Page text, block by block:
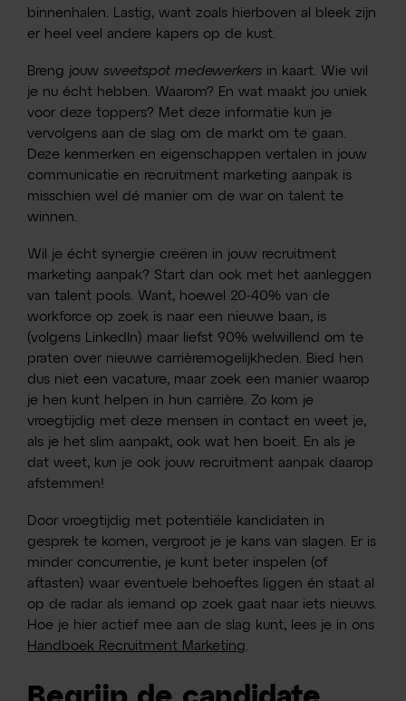
binnenhalen. Lastig, want zoals hierboven al bleek zijn
er heel veel andere kapers op de kust.
Breng jouwsweetspot medewerkers in kaart. Wie wil
je nu écht hebben. Waarom? En wat maakt jou uniek
voor deze toppers? Met deze informatie kun je
vervolgens aan de slag om de markt om te gaan.
Deze kenmerken en eigenschappen vertalen in jouw
communicatie en recruitment marketing aanpak is
misschien wel dé manier om de war on talent te
winnen.
Wil je écht synergie creëren in jouw recruitment
marketing aanpak? Start dan ook met het aanleggen
van talent pools. Want, hoewel 20-40% van de
workforce op zoek is naar een nieuwe baan, is
(volgens LinkedIn) maar liefst 90% welwillend om te
praten over nieuwe carrièremogelijkheden. Bied hen
dus niet een vacature, maar zoek een manier waarop
je hen kunt helpen in hun carrière. Zo kom je
vroegtijdig met deze mensen in contact en weet je,
als je het slim aanpakt, ook wat hen boeit. En als je
dat weet, kun je ook jouw recruitment aanpak daarop
afstemmen!
Door vroegtijdig met potentiële kandidaten in
gesprek te komen, vergroot je je kans van slagen. Er is
minder concurrentie, je kunt beter inspelen (of
aftasten) waar eventuele behoeftes liggen én staat al
op de radar als iemand op zoek gaat naar iets nieuws.
Hoe je hier actief mee aan de slag kunt, lees je in ons
Handboek Recruitment Marketing.